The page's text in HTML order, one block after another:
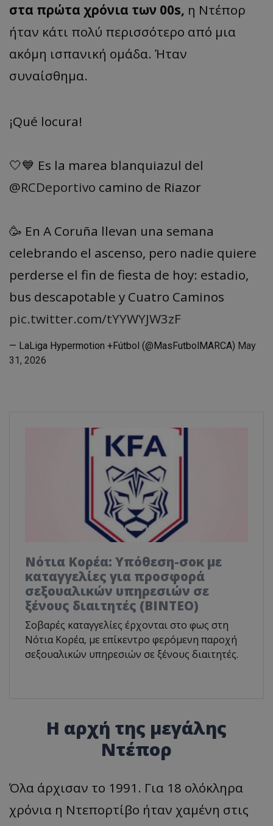
στα πρώτα χρόνια των 00s, η Ντέπορ
ήταν κάτι πολύ περισσότερο από μια
ακόμη ισπανική ομάδα. Ήταν
συναίσθημα.
¡Qué locura!
🤍💙 Es la marea blanquiazul del
@RCDeportivo camino de Riazor
🥳 En A Coruña llevan una semana
celebrando el ascenso, pero nadie quiere
perderse el fin de fiesta de hoy: estadio,
bus descapotable y Cuatro Caminos
pic.twitter.com/tYYWYJW3zF
— LaLiga Hypermotion +Fútbol (@MasFutbolMARCA) May
31, 2026
Νότια Κορέα: Υπόθεση-σοκ με
καταγγελίες για προσφορά
σεξουαλικών υπηρεσιών σε
ξένους διαιτητές (BINTEO)
Σοβαρές καταγγελίες έρχονται στο φως στη
Νότια Κορέα, με επίκεντρο φερόμενη παροχή
σεξουαλικών υπηρεσιών σε ξένους διαιτητές.
Η αρχή της μεγάλης
Ντέπορ
Όλα άρχισαν το 1991. Για 18 ολόκληρα
χρόνια η Ντεπορτίβο ήταν χαμένη στις